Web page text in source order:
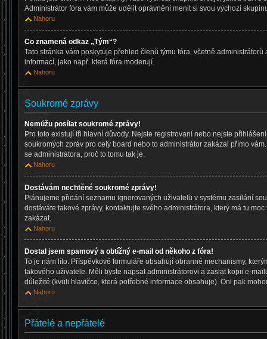
Administrátor fóra vám může udělit oprávnění menit si svou výchozí
Nahoru
Co znamená odkaz „Tým“?
Tato stránka vám poskytuje přehled členů týmu fóra, včetně
informací, jako např. která fóra moderují.
Nahoru
Soukromé zprávy
Nemůžu posílat soukromé zprávy!
Pro toto existují tři hlavní důvody. Nejste registrovaní nebo nejste
soukromých zpráv pro celý board nebo to administrátor zakázal přímo
se administrátora, proč to tomu tak je.
Nahoru
Dostávám nechtěné soukromé zprávy!
Plánujeme přidání seznamu ignorovaných uživatelů v systému zasílání
dostáváte takové zprávy, kontaktujte svého administrátora, který má tu
zakázat.
Nahoru
Dostal jsem spamový a obtížný e-mail od někoho z fóra!
To je nám líto. Příspěvkové formuláře obsahují obranné mechanismy,
takového uživatele. Měli byste napsat administrátorovi a zaslat kopii e-
důležité (kvůli hlavičce, která potřebné informace obsahuje). Oni pak
Nahoru
Přátelé a nepřátelé